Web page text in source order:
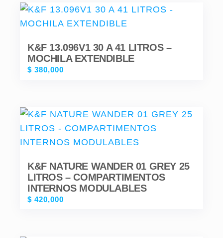
K&F 13.096V1 30 A 41 LITROS –
MOCHILA EXTENDIBLE
$ 380,000
K&F NATURE WANDER 01 GREY 25
LITROS – COMPARTIMENTOS
INTERNOS MODULABLES
$ 420,000